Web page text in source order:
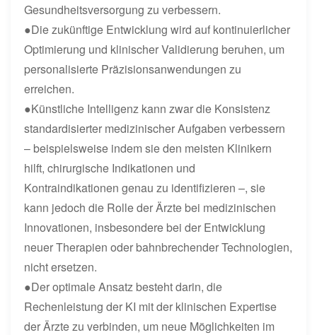
Gesundheitsversorgung zu verbessern.
●Die zukünftige Entwicklung wird auf kontinuierlicher
Optimierung und klinischer Validierung beruhen, um
personalisierte Präzisionsanwendungen zu
erreichen.
●Künstliche Intelligenz kann zwar die Konsistenz
standardisierter medizinischer Aufgaben verbessern
– beispielsweise indem sie den meisten Klinikern
hilft, chirurgische Indikationen und
Kontraindikationen genau zu identifizieren –, sie
kann jedoch die Rolle der Ärzte bei medizinischen
Innovationen, insbesondere bei der Entwicklung
neuer Therapien oder bahnbrechender Technologien,
nicht ersetzen.
●Der optimale Ansatz besteht darin, die
Rechenleistung der KI mit der klinischen Expertise
der Ärzte zu verbinden, um neue Möglichkeiten im